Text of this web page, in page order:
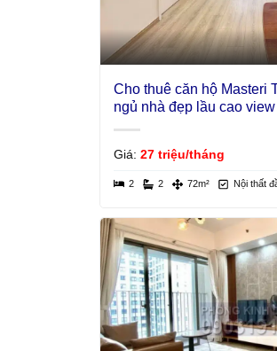
Cho thuê căn hộ Masteri
ngủ nhà đẹp lầu cao
Giá: 27 triệu/tháng
2 2 72m² Nội thất